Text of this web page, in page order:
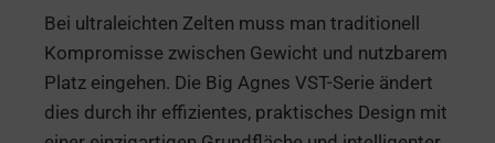
Bei ultraleichten Zelten muss man traditionell
Kompromisse zwischen Gewicht und nutzbarem
Platz eingehen. Die Big Agnes VST-Serie ändert
dies durch ihr effizientes, praktisches Design mit